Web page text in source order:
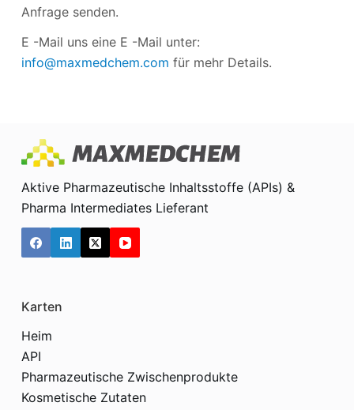
Anfrage senden.
E -Mail uns eine E -Mail unter:
info@maxmedchem.com für mehr Details.
Aktive Pharmazeutische Inhaltsstoffe (APIs) &
Pharma Intermediates Lieferant
Karten
Heim
API
Pharmazeutische Zwischenprodukte
Kosmetische Zutaten